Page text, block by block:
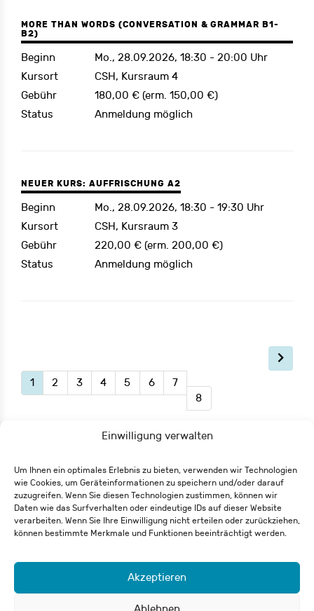
Einwilligung verwalten
Um Ihnen ein optimales Erlebnis zu bieten, verwenden wir Technologien
wie Cookies, um Geräteinformationen zu speichern und/oder darauf
zuzugreifen. Wenn Sie diesen Technologien zustimmen, können wir
Daten wie das Surfverhalten oder eindeutige IDs auf dieser Website
verarbeiten. Wenn Sie Ihre Einwilligung nicht erteilen oder zurückziehen,
können bestimmte Merkmale und Funktionen beeinträchtigt werden.
Akzeptieren
MORE THAN WORDS (CONVERSATION & GRAMMAR B1-
B2)
Beginn
Mo., 28.09.2026, 18:30 - 20:00 Uhr
Kursort
CSH, Kursraum 4
Gebühr
180,00 € (erm. 150,00 €)
Status
Anmeldung möglich
NEUER KURS: AUFFRISCHUNG A2
Beginn
Mo., 28.09.2026, 18:30 - 19:30 Uhr
Kursort
CSH, Kursraum 3
Gebühr
220,00 € (erm. 200,00 €)
Status
Anmeldung möglich
1 2 3 4 5 6
7
8
Eisenbahnstraße 62
79098 Freiburg
+49 761 55 65 27-0
Widerrufsformular